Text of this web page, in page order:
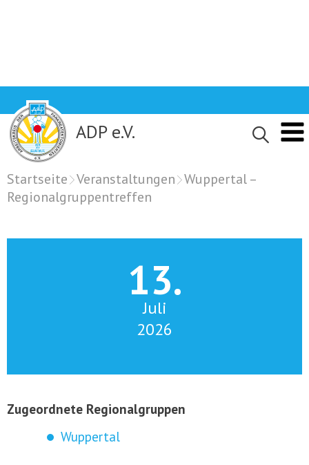
to
content
ADP e.V.
Startseite Veranstaltungen Wuppertal –
Regionalgruppentreffen
13.
Juli
2026
Zugeordnete Regionalgruppen
Wuppertal